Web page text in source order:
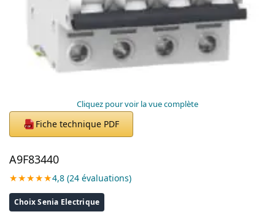
Cliquez pour voir la vue complète
PDF Fiche technique PDF
A9F83440
★★★★★4,8 (24 évaluations)
Choix Senia Electrique